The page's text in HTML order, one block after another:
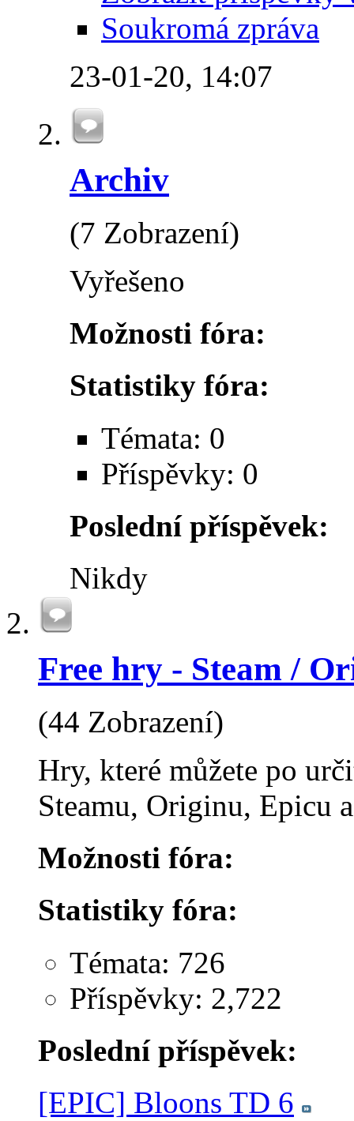
Soukromá zpráva
23-01-20, 14:07
Archiv
(7 Zobrazení)
Vyřešeno
Možnosti fóra:
Statistiky fóra:
Témata: 0
Příspěvky: 0
Poslední příspěvek:
Nikdy
Free hry - Steam /
(44 Zobrazení)
Hry, které můžete po
Steamu, Originu, Epicu
Možnosti fóra:
Statistiky fóra:
Témata: 726
Příspěvky: 2,722
Poslední příspěvek:
[EPIC] Bloons TD 6